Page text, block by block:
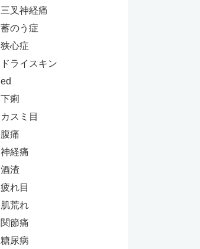
三叉神経痛
蓄のう症
狭心症
ドライスキン
ed
下痢
カスミ目
腹痛
神経痛
酒渣
疲れ目
肌荒れ
関節痛
糖尿病